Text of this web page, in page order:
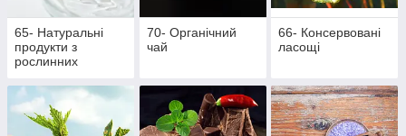
65- Натуральні
продукти з
рослинних
70- Органічний
чай
66- Консервовані
ласощі